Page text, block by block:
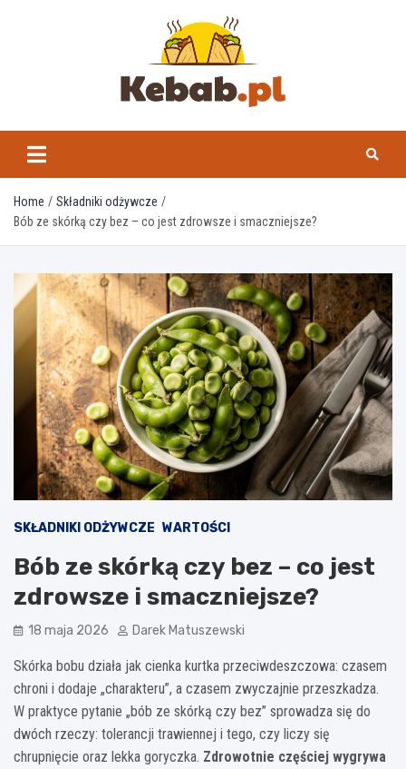
kebab.pl
Home
Składniki odżywcze
Bób ze skórką czy bez – co jest zdrowsze i smaczniejsze?
SKŁADNIKI ODŻYWCZE WARTOŚCI
Bób ze skórką czy bez – co jest
zdrowsze i smaczniejsze?
18 maja 2026 Darek Matuszewski
Skórka bobu działa jak cienka kurtka przeciwdeszczowa: czasem
chroni i dodaje „charakteru”, a czasem zwyczajnie przeszkadza.
W praktyce pytanie „bób ze skórką czy bez” sprowadza się do
dwóch rzeczy: tolerancji trawiennej i tego, czy liczy się
chrupnięcie oraz lekka goryczka. Zdrowotnie częściej wygrywa